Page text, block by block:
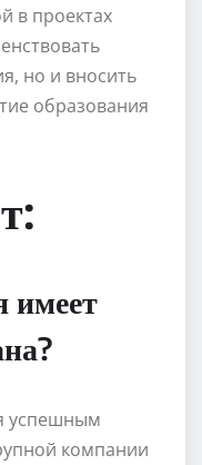
в проектах
но и вносить
образования
имеет
успешным
компании